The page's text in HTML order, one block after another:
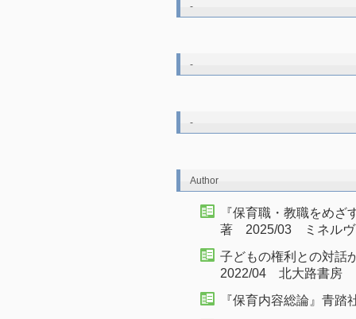
-
-
-
Author
『保育職・教職をめ
著 2025/03 ミネルヴ
子どもの権利との対
2022/04 北大路書房
『保育内容総論』青